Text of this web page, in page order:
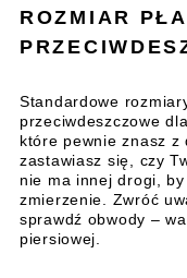
ROZMIAR
Standardowe
przeciwdeszczowe
które pewnie znasz z
zastawiasz się, czy
nie ma innej drogi,
zmierzenie. Zwróć
sprawdź obwody –
piersiowej.